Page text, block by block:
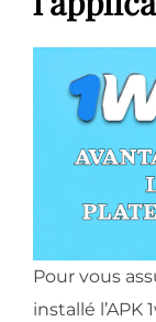
Pour vous
installé l’APK